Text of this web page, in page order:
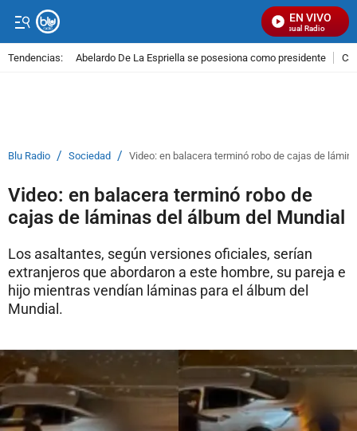
EN VIVO
Señal Visual Radio
Tendencias: Abelardo De La Espriella se posesiona como presidente
Blu Radio / Sociedad / Video: en balacera terminó robo de cajas de
Video: en balacera terminó robo de
cajas de láminas del álbum del Mundial
Los asaltantes, según versiones oficiales, serían
extranjeros que abordaron a este hombre, su pareja e
hijo mientras vendían láminas para el álbum del
Mundial.